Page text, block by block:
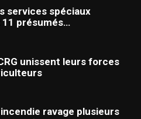
services spéciaux
présumés…
unissent leurs forces
ravage plusieurs